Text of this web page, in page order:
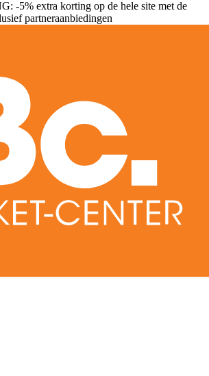
-5% extra korting op de hele site met de
partneraanbiedingen